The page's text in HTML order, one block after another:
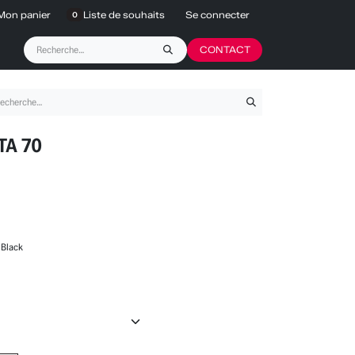
panier 0 Liste de souhaits Se connecter
CONTACT
70